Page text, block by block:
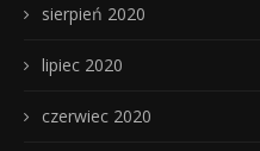
sierpień 2020
lipiec 2020
czerwiec 2020